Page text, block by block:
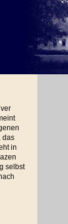
das
in
selbst